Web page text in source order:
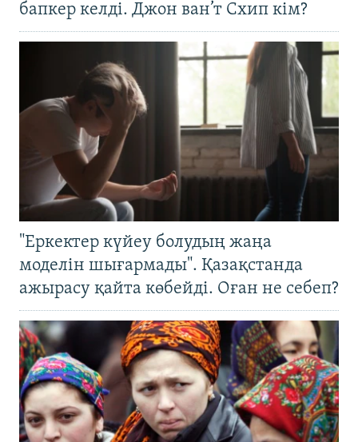
бапкер келді. Джон ван’т Схип кім?
"Еркектер күйеу болудың жаңа
моделін шығармады". Қазақстанда
ажырасу қайта көбейді. Оған не себеп?